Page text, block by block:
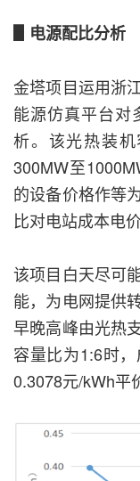
▋电源配比分析
金塔项目运用浙
能源仿真平台对
析。该光热装
300MW至
的设备价格作等
比对电站成本电
该项目白天尽可
能，为电网提供
早晚高峰由光热
容量比为1:6时
0.3078元/kWh平